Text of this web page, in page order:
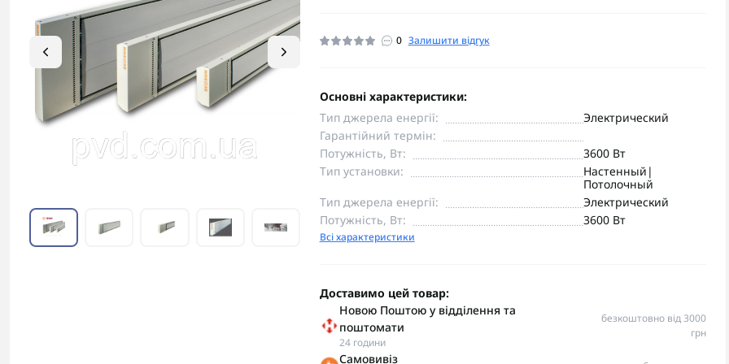
0 Залишити відгук
Основні характеристики:
Тип джерела енергії:
Электрический
Гарантійний термін:
Потужність, Вт:
3600 Вт
Тип установки:
Настенный|
Потолочный
Тип джерела енергії:
Электрический
Потужність, Вт:
3600 Вт
Всі характеристики
Доставимо цей товар:
Новою Поштою у відділення та
поштомати
24 години
безкоштовно від 3000
грн
Самовивіз